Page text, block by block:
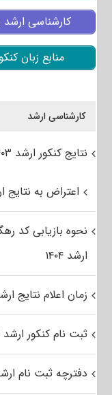
کارشناسی
منابع زبان
کارشناسی ارشد
نتایج کنکور ارشد ۱۴۰۳
اعتراض به نتایج ارشد
نحوه بازیابی کد
ارشد ۱۴۰۴
زمان اعلام نتایج
ثبت نام کنکور ارشد ۱۴۰۴
دفترچه ثبت نام ارشد